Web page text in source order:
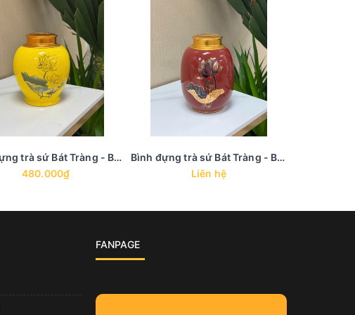
Bình đựng trà sứ Bát Tràng - BTS 17
480.000₫
Bình đựng trà sứ Bát Tràng - BTS 16
Liên hệ
FANPAGE